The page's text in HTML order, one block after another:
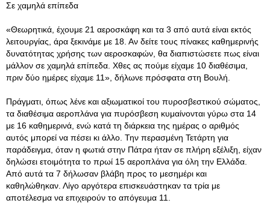
Σε χαμηλά επίπεδα
«Θεωρητικά, έχουμε 21 αεροσκάφη και τα 3 από αυτά είναι εκτός
λειτουργίας, άρα ξεκινάμε με 18. Αν δείτε τους πίνακες καθημερινής
δυνατότητας χρήσης των αεροσκαφών, θα διαπιστώσετε πως είναι
μάλλον σε χαμηλά επίπεδα. Χθες ας πούμε είχαμε 10 διαθέσιμα,
πριν δύο ημέρες είχαμε 11», δήλωνε πρόσφατα στη Βουλή.
Πράγματι, όπως λένε και αξιωματικοί του πυροσβεστικού σώματος,
τα διαθέσιμα αεροπλάνα για πυρόσβεση κυμαίνονται γύρω στα 14
με 16 καθημερινά, ενώ κατά τη διάρκεια της ημέρας ο αριθμός
αυτός μπορεί να πέσει κι άλλο. Την περασμένη Τετάρτη για
παράδειγμα, όταν η φωτιά στην Πάτρα ήταν σε πλήρη εξέλιξη, είχαν
δηλώσει ετοιμότητα το πρωί 15 αεροπλάνα για όλη την Ελλάδα.
Από αυτά τα 7 δήλωσαν βλάβη προς το μεσημέρι και
καθηλώθηκαν. Λίγο αργότερα επισκευάστηκαν τα τρία με
αποτέλεσμα να επιχειρούν το απόγευμα 11.